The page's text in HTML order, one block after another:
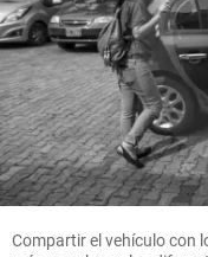
Compartir el vehículo con